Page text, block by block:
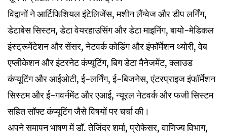
विद्वानों ने आर्टिफिशियल इंटेलिजेंस, मशीन लैंग्वेज और डीप लर्निंग,
डेटाबेस सिस्टम, डेटा वेयरहाउसिंग और डेटा माइनिंग, बायो-मेडिकल
इंस्ट्रूमेंटेशन और सेंसर, नेटवर्क कोडिंग और इंफॉर्मेशन थ्योरी, वेब
एप्लीकेशन और इंटरनेट कंप्यूटिंग, बिग डेटा मैनेजमेंट, क्लाउड
कंप्यूटिंग और आईओटी, ई-लर्निंग, ई-बिजनेस, एंटरप्राइज इंफॉर्मेशन
सिस्टम और ई-गवर्नमेंट और एआई, न्यूरल नेटवर्क और फजी सिस्टम
सहित सॉफ्ट कंप्यूटिंग जैसे विषयों पर चर्चा की।
अपने समापन भाषण में डॉ. तेजिंदर शर्मा, प्रोफेसर, वाणिज्य विभाग,